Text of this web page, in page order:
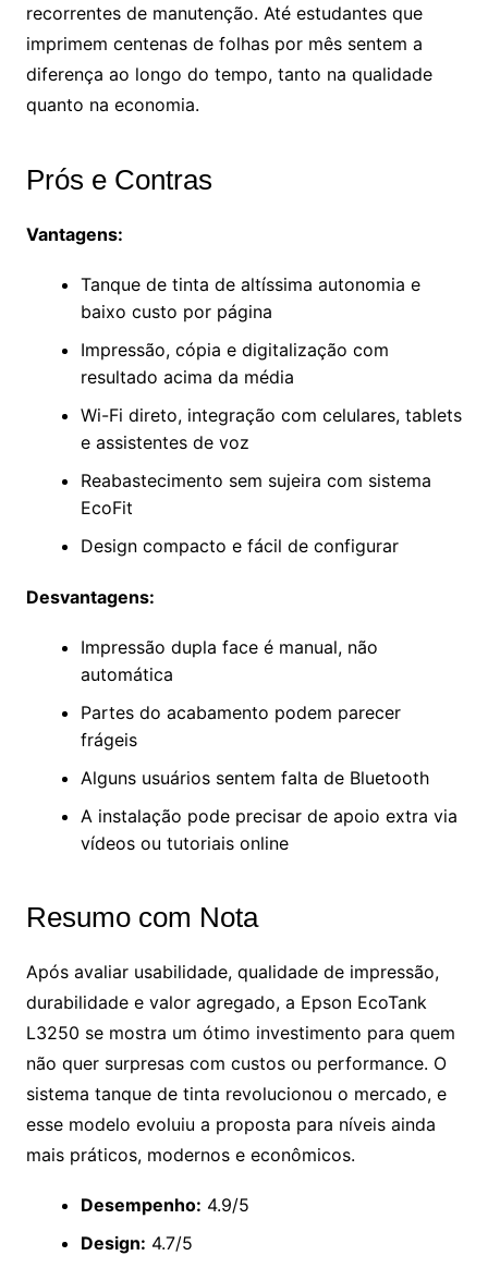
recorrentes de manutenção. Até estudantes que
imprimem centenas de folhas por mês sentem a
diferença ao longo do tempo, tanto na qualidade
quanto na economia.
Prós e Contras
Vantagens:
Tanque de tinta de altíssima autonomia e
baixo custo por página
Impressão, cópia e digitalização com
resultado acima da média
Wi-Fi direto, integração com celulares, tablets
e assistentes de voz
Reabastecimento sem sujeira com sistema
EcoFit
Design compacto e fácil de configurar
Desvantagens:
Impressão dupla face é manual, não
automática
Partes do acabamento podem parecer
frágeis
Alguns usuários sentem falta de Bluetooth
A instalação pode precisar de apoio extra via
vídeos ou tutoriais online
Resumo com Nota
Após avaliar usabilidade, qualidade de impressão,
durabilidade e valor agregado, a Epson EcoTank
L3250 se mostra um ótimo investimento para quem
não quer surpresas com custos ou performance. O
sistema tanque de tinta revolucionou o mercado, e
esse modelo evoluiu a proposta para níveis ainda
mais práticos, modernos e econômicos.
Desempenho: 4.9/5
Design: 4.7/5